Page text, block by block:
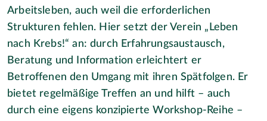
Arbeitsleben, auch weil die erforderlichen
Strukturen fehlen. Hier setzt der Verein „Leben
nach Krebs!“ an: durch Erfahrungsaustausch,
Beratung und Information erleichtert er
Betroffenen den Umgang mit ihren Spätfolgen. Er
bietet regelmäßige Treffen an und hilft – auch
durch eine eigens konzipierte Workshop-Reihe –